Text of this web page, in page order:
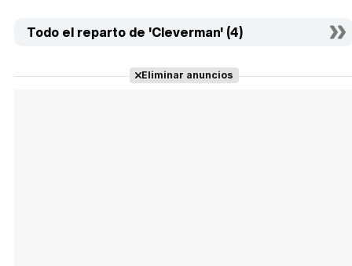
Todo el reparto de 'Cleverman' (4)
Eliminar anuncios